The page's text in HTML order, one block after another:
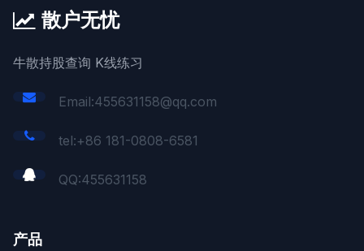
散户无忧
牛散持股查询 K线练习
Email:455631158@qq.com
tel:+86 181-0808-6581
QQ:455631158
产品